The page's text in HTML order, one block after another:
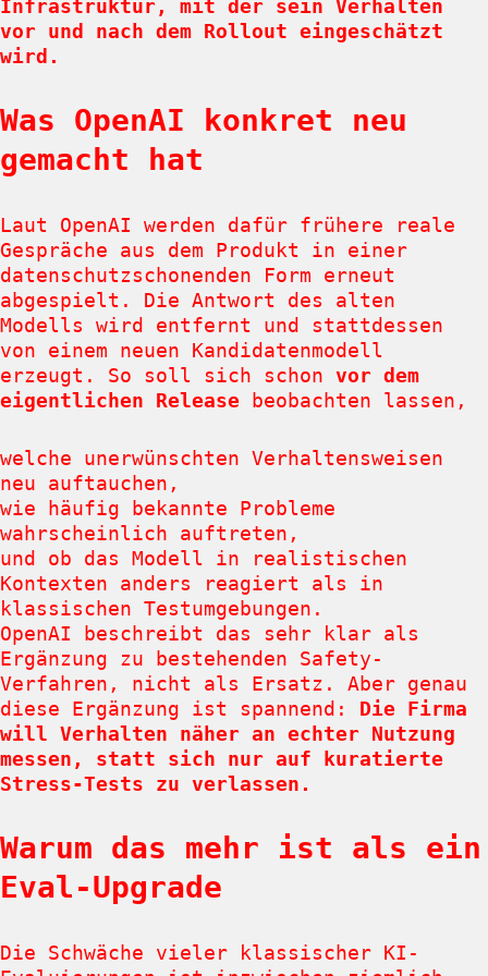
Infrastruktur, mit der sein Verhalten
vor und nach dem Rollout eingeschätzt
wird.
Was OpenAI konkret neu
gemacht hat
Laut OpenAI werden dafür frühere reale
Gespräche aus dem Produkt in einer
datenschutzschonenden Form erneut
abgespielt. Die Antwort des alten
Modells wird entfernt und stattdessen
von einem neuen Kandidatenmodell
erzeugt. So soll sich schon vor dem
eigentlichen Release beobachten lassen,
welche unerwünschten Verhaltensweisen
neu auftauchen,
wie häufig bekannte Probleme
wahrscheinlich auftreten,
und ob das Modell in realistischen
Kontexten anders reagiert als in
klassischen Testumgebungen.
OpenAI beschreibt das sehr klar als
Ergänzung zu bestehenden Safety-
Verfahren, nicht als Ersatz. Aber genau
diese Ergänzung ist spannend: Die Firma
will Verhalten näher an echter Nutzung
messen, statt sich nur auf kuratierte
Stress-Tests zu verlassen.
Warum das mehr ist als ein
Eval-Upgrade
Die Schwäche vieler klassischer KI-